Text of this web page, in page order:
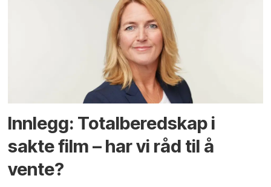
Innlegg: Totalberedskap i
sakte film – har vi råd til å
vente?